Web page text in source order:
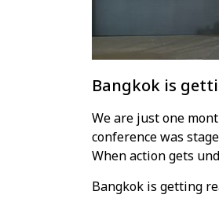
Bangkok is
We are just one
conference was
When action gets
Bangkok is getting